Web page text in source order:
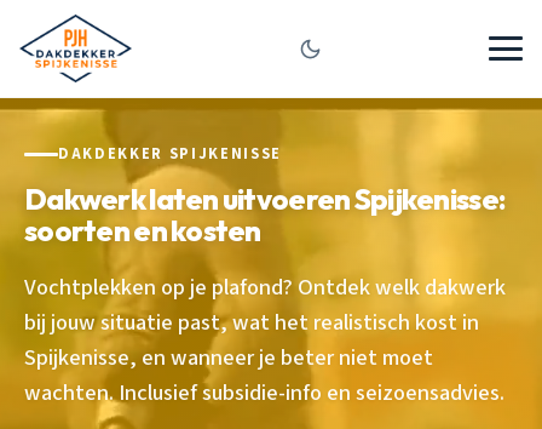
DAKDEKKER SPIJKENISSE
Dakwerk laten uitvoeren Spijkenisse:
soorten en kosten
Vochtplekken op je plafond? Ontdek welk dakwerk
bij jouw situatie past, wat het realistisch kost in
Spijkenisse, en wanneer je beter niet moet
wachten. Inclusief subsidie-info en seizoensadvies.